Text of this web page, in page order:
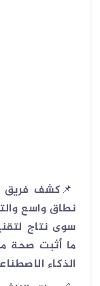
📌كشف فريق
نطاق واسع
سوى نتاج
ما أثبت صحة
الذكاء